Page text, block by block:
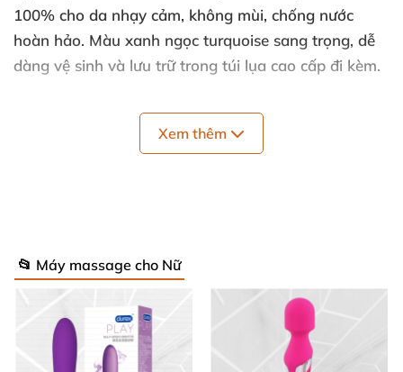
100% cho da nhạy cảm, không mùi, chống nước
hoàn hảo. Màu xanh ngọc turquoise sang trọng, dễ
dàng vệ sinh và lưu trữ trong túi lụa cao cấp đi kèm.
dàng tiến bộ từng cấp độ:
Cặp quả cầu lớn: Trọng lượng 75g
3.2 cm
, chiều dài 17 cm – Thách thức vừa phải
tăng sức bền nhanh chóng.
Xem thêm
📂 Máy massage cho Nữ